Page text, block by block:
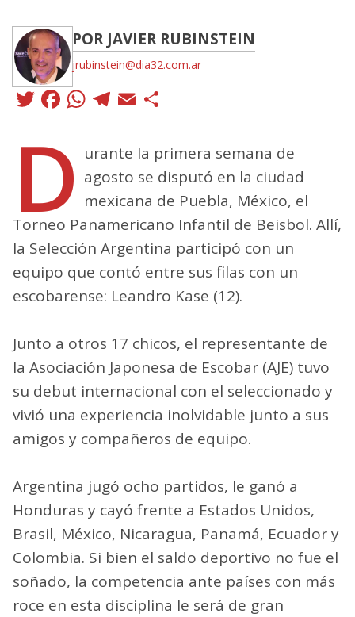
POR JAVIER RUBINSTEIN
jrubinstein@dia32.com.ar
Twitter
Facebook
WhatsApp
Telegram
Email
D urante la primera semana de
agosto se disputó en la ciudad
mexicana de Puebla, México, el
Torneo Panamericano Infantil de Beisbol. Allí,
la Selección Argentina participó con un
equipo que contó entre sus filas con un
escobarense: Leandro Kase (12).
Junto a otros 17 chicos, el representante de
la Asociación Japonesa de Escobar (AJE) tuvo
su debut internacional con el seleccionado y
vivió una experiencia inolvidable junto a sus
amigos y compañeros de equipo.
Argentina jugó ocho partidos, le ganó a
Honduras y cayó frente a Estados Unidos,
Brasil, México, Nicaragua, Panamá, Ecuador y
Colombia. Si bien el saldo deportivo no fue el
soñado, la competencia ante países con más
roce en esta disciplina le será de gran